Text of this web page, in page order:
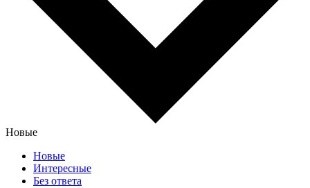
Новые
Новые
Интересные
Без ответа